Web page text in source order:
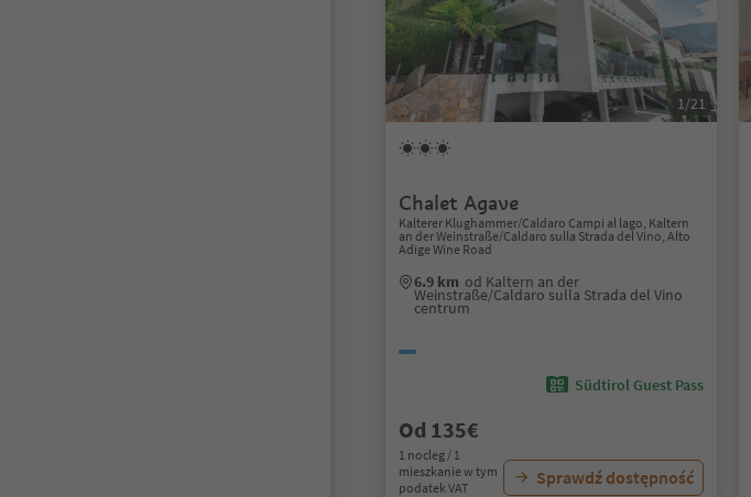
1/21
Chalet Agave
Kalterer Klughammer/Caldaro Campi al lago, Kaltern
an der Weinstraße/Caldaro sulla Strada del Vino, Alto
Adige Wine Road
6.9 km od Kaltern an der
Weinstraße/Caldaro sulla Strada del Vino
centrum
Südtirol Guest Pass
Od 135€
1 nocleg / 1
mieszkanie w tym
podatek VAT
Sprawdź dostępność